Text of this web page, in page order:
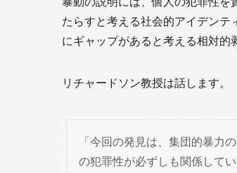
たらすと考える社会的アイデン
にギャップがあると考える相対的
リチャードソン教授は話します。
「今回の発見は、集団的暴力
の犯罪性が必ずしも関係して